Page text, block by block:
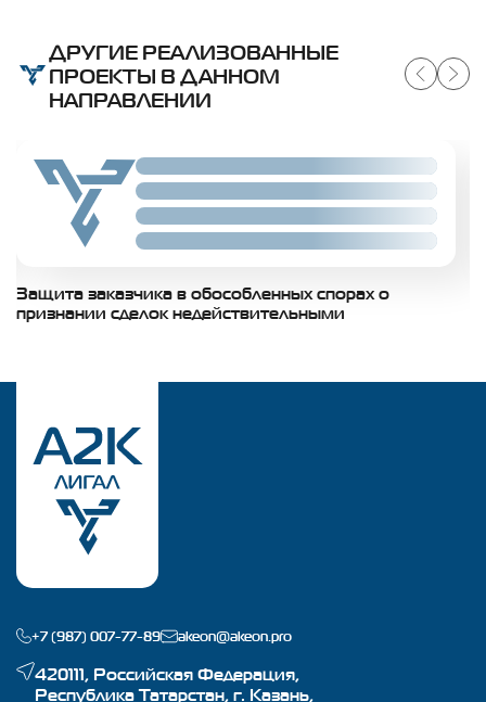
ДРУГИЕ РЕАЛИЗОВАННЫЕ
ПРОЕКТЫ В ДАННОМ
НАПРАВЛЕНИИ
Slide 02
Slide 02
Slide 02
Slide 02
Защита заказчика в обособленных спорах о
признании сделок недействительными
+7 (987) 007-77-89 akeon@akeon.pro
420111, Российская Федерация,
Республика Татарстан, г. Казань,